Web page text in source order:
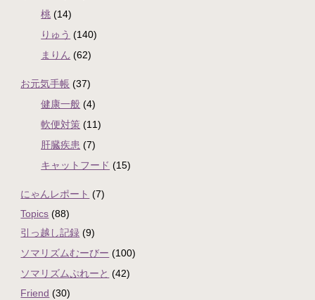
桃 (14)
りゅう (140)
まりん (62)
お元気手帳 (37)
健康一般 (4)
軟便対策 (11)
肝臓疾患 (7)
キャットフード (15)
にゃんレポート (7)
Topics (88)
引っ越し記録 (9)
ソマリズムむーびー (100)
ソマリズムぷれーと (42)
Friend (30)